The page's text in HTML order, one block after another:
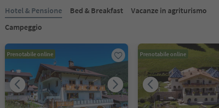
Hotel & Pensione Bed & Breakfast
Vacanze in agriturismo
Campeggio
Prenotabile online Prenotabile online